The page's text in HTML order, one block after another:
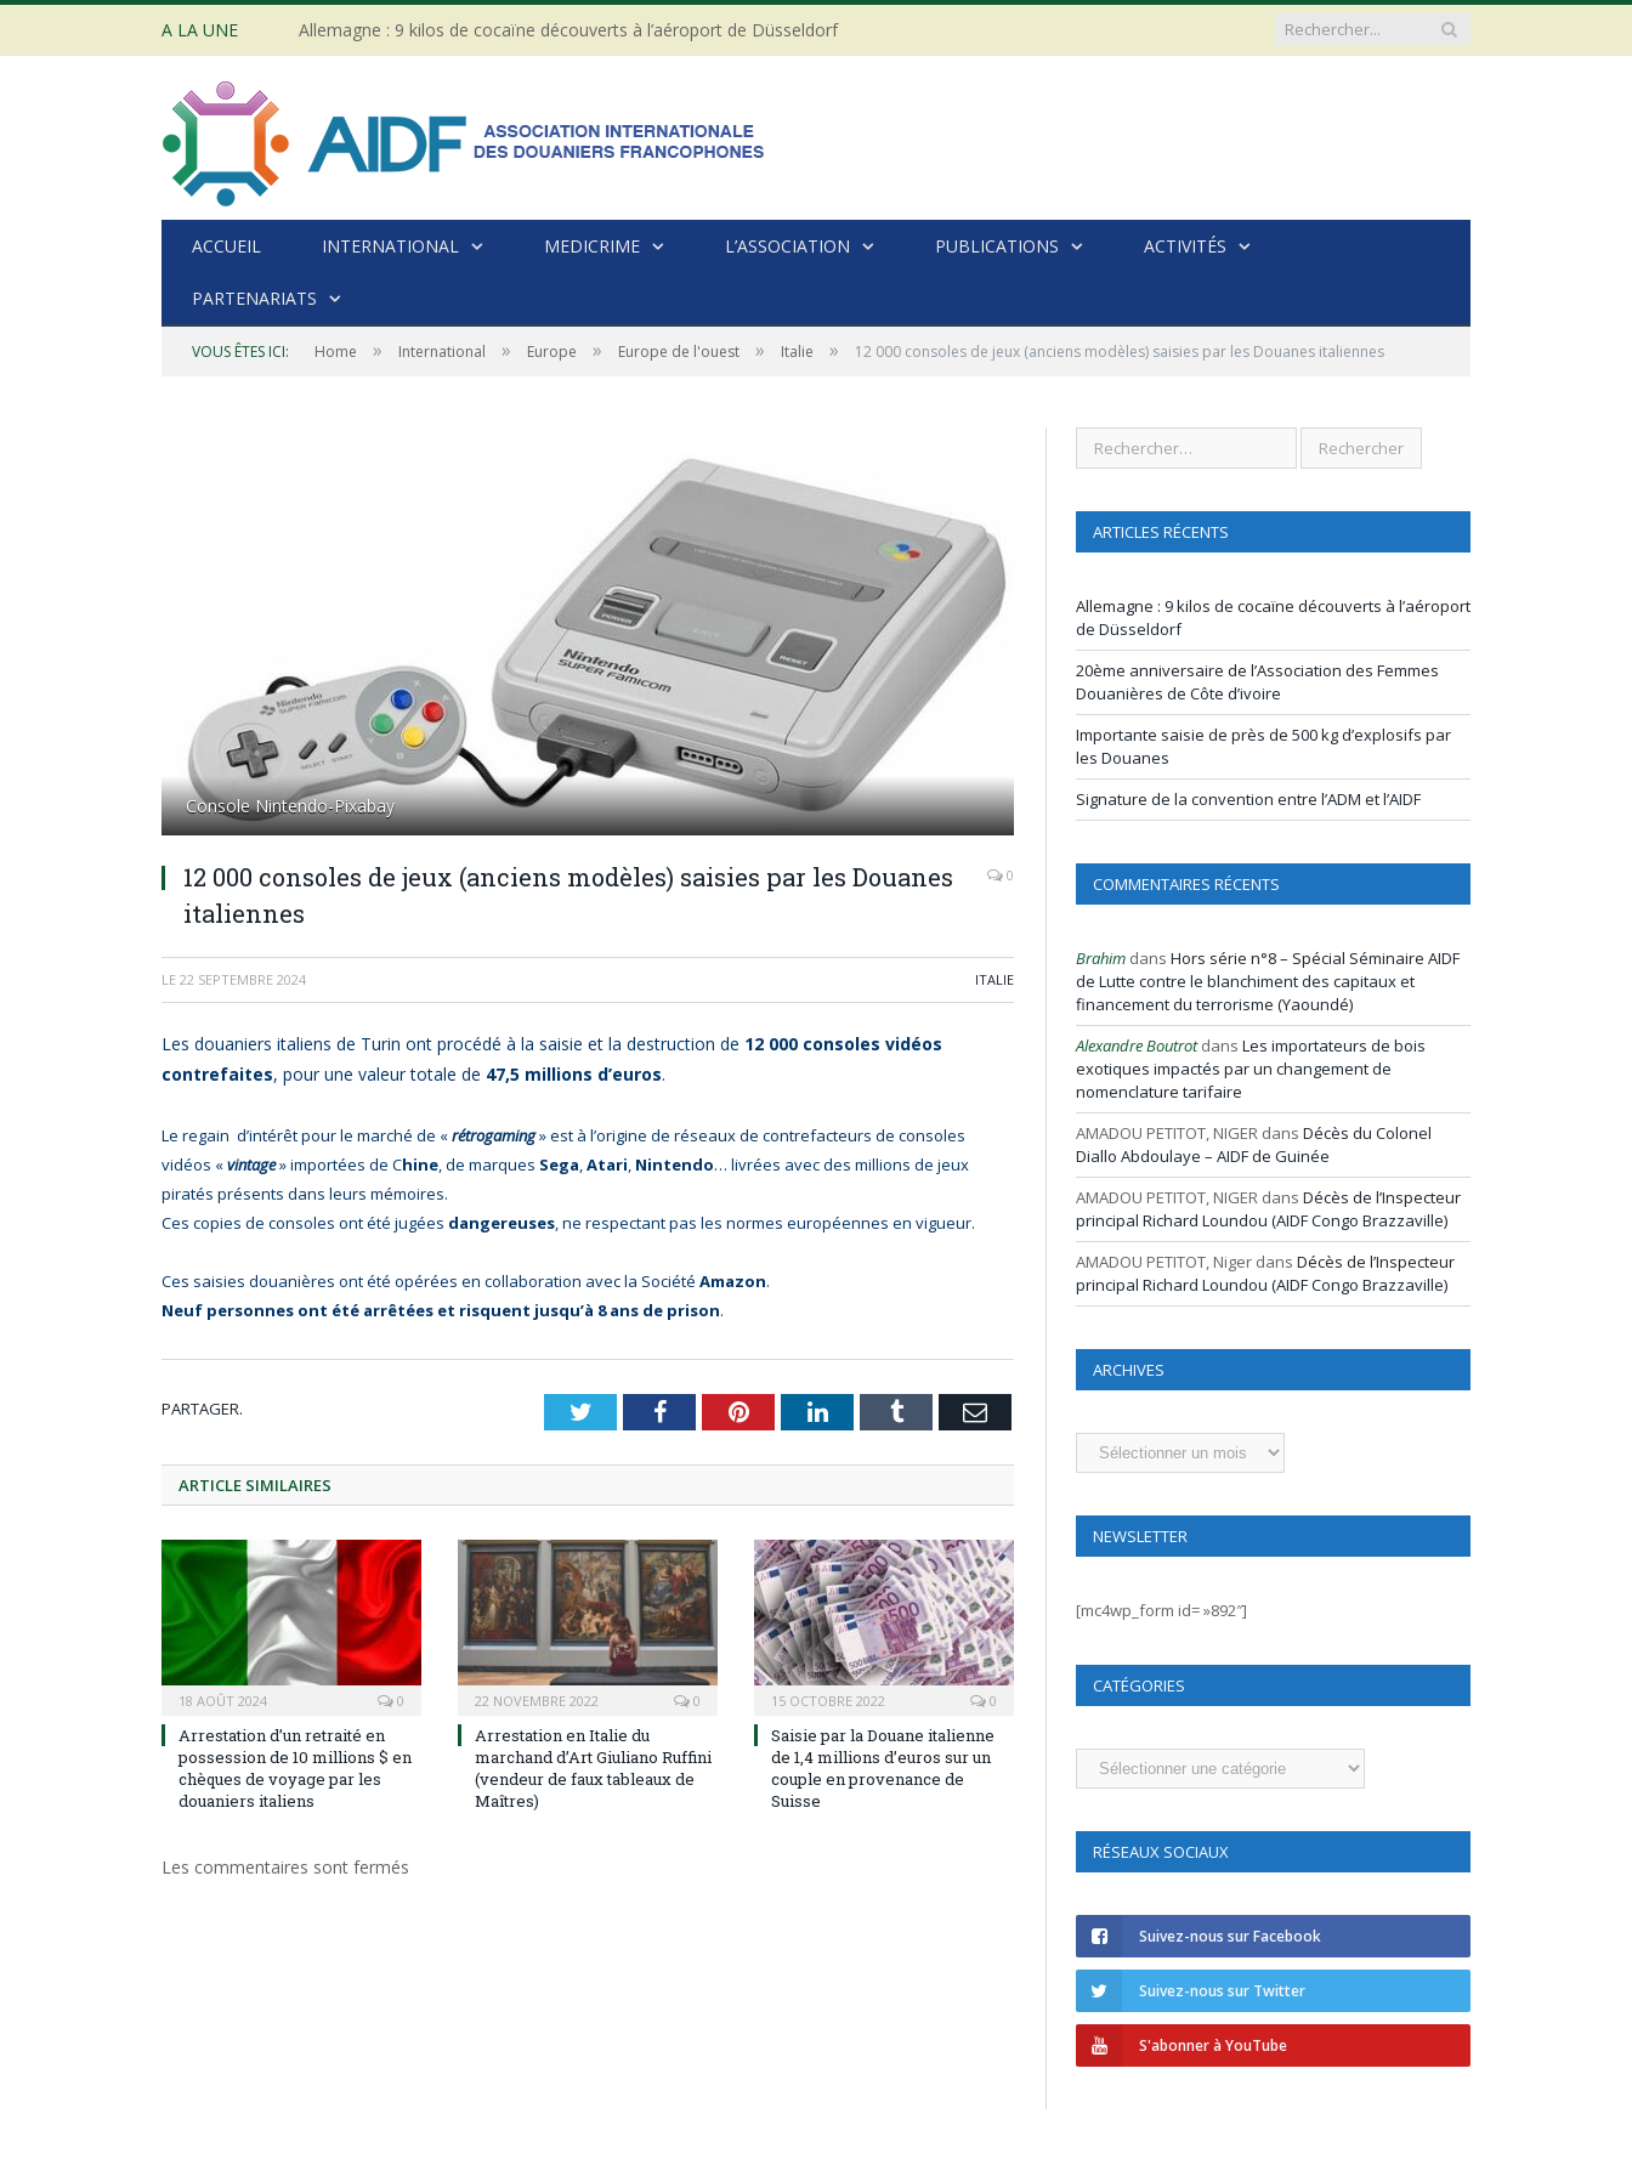
A LA UNE Allemagne : 9 kilos de cocaïne découverts à l’aéroport de Düsseldorf
ACCUEIL INTERNATIONAL MEDICRIME L’ASSOCIATION PUBLICATIONS ACTIVITÉS
PARTENARIATS
VOUS ÊTES ICI: Home » International » Europe » Europe de l'ouest » Italie » 12 000 consoles de jeux (anciens modèles) saisies par les Douanes italiennes
Console Nintendo-Pixabay
12 000 consoles de jeux (anciens modèles) saisies par les Douanes
italiennes
0
LE 22 SEPTEMBRE 2024 ITALIE
Les douaniers italiens de Turin ont procédé à la saisie et la destruction de 12 000 consoles vidéos
contrefaites, pour une valeur totale de 47,5 millions d’euros.
Le regain d’intérêt pour le marché de «rétrogaming» est à l’origine de réseaux de contrefacteurs de consoles
vidéos «vintage» importées de Chine, de marques Sega,Atari, Nintendo… livrées avec des millions de jeux
piratés présents dans leurs mémoires.
Ces copies de consoles ont été jugées dangereuses, ne respectant pas les normes européennes en vigueur.
Ces saisies douanières ont été opérées en collaboration avec la Société Amazon.
Neuf personnes ont été arrêtées et risquent jusqu’à 8 ans de prison.
PARTAGER. TwitterFacebookPinterestLinkedInTumblr Email
ARTICLE SIMILAIRES
18 AOÛT 2024 0
Arrestation d’un retraité en
possession de 10 millions $ en
chèques de voyage par les
douaniers italiens
22 NOVEMBRE 2022 0
Arrestation en Italie du
marchand d’Art Giuliano Ruffini
(vendeur de faux tableaux de
Maîtres)
15 OCTOBRE 2022 0
Saisie par la Douane italienne
de 1,4 millions d’euros sur un
couple en provenance de
Suisse
Les commentaires sont fermés
ARTICLES RÉCENTS
Allemagne : 9 kilos de cocaïne découverts à l’aéroport
de Düsseldorf
20ème anniversaire de l’Association des Femmes
Douanières de Côte d’ivoire
Importante saisie de près de 500 kg d’explosifs par
les Douanes
Signature de la convention entre l’ADM et l’AIDF
COMMENTAIRES RÉCENTS
Brahim dans Hors série n°8 – Spécial Séminaire AIDF
de Lutte contre le blanchiment des capitaux et
financement du terrorisme (Yaoundé)
Alexandre Boutrotdans Les importateurs de bois
exotiques impactés par un changement de
nomenclature tarifaire
AMADOU PETITOT, NIGER dans Décès du Colonel
Diallo Abdoulaye – AIDF de Guinée
AMADOU PETITOT, NIGER dans Décès de l’Inspecteur
principal Richard Loundou (AIDF Congo Brazzaville)
AMADOU PETITOT, Niger dans Décès de l’Inspecteur
principal Richard Loundou (AIDF Congo Brazzaville)
ARCHIVES
Archives
NEWSLETTER
[mc4wp_form id= »892″]
CATÉGORIES
Catégories
RÉSEAUX SOCIAUX
Suivez-nous sur Facebook
Suivez-nous sur Twitter
S'abonner à YouTube